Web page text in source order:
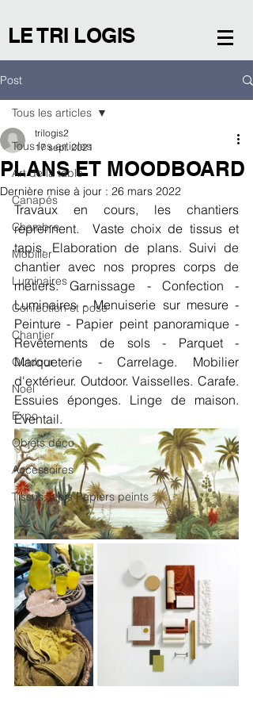
LE TRI LOGIS
Post
Tous les articles
Art de la table
Canapés
Chambre
Mobilier
Luminaires
Confection et pose
Chantier
Outdoor
Noël
Expo
Objets déco
Accessoires
Tissus Tapis Papiers peints
Tous les articles
PLANS ET MOODBOARD
trilogis2
17 sept. 2021
Dernière mise à jour : 26 mars 2022
Travaux en cours, les chantiers
reprennent.  Vaste choix de tissus et
tapis. Elaboration de plans. Suivi de
chantier avec nos propres corps de
métiers. Garnissage - Confection -
Luminaires - Menuiserie sur mesure -
Peinture - Papier peint panoramique -
Revêtements de sols - Parquet -
Marqueterie - Carrelage. Mobilier
d'extérieur. Outdoor. Vaisselles. Carafe.
Essuies éponges. Linge de maison.
Éventail.